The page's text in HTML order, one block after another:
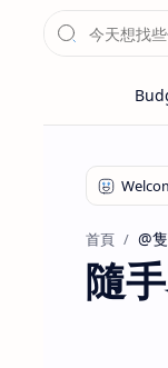
首頁 @
隨